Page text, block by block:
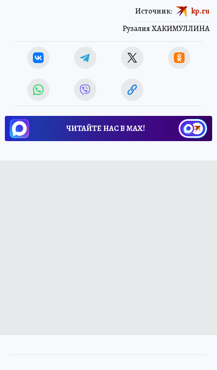
Рузалия ХАКИМУЛЛИНА
Источник: kp.ru
ЧИТАЙТЕ НАС В МАХ!